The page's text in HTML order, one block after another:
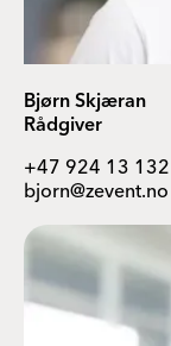
Bjørn Skjæran
Rådgiver
+47 924 13 132
bjorn@zevent.no